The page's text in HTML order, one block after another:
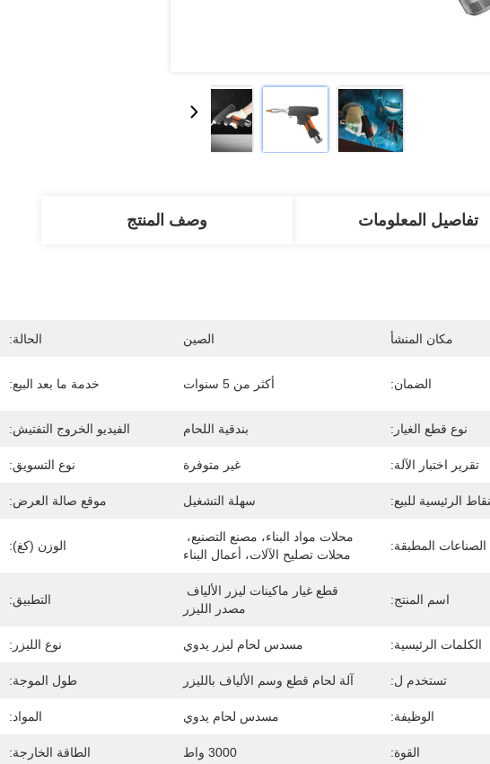
تفاصيل المعلومات وصف المنتج
مكان المنشأ الصين الحالة:
الضمان: أكثر من 5 سنوات خدمة ما بعد البيع:
نوع قطع الغيار: بندقية اللحام الفيديو الخروج التفتيش:
تقرير اختبار الآلة: غير متوفرة نوع التسويق:
الرئيسية للبيع: سهلة التشغيل موقع صالة العرض:
الصناعات المطبقة:
محلات تصليح الآلات، أعمال البناء
الوزن (كغ):
اسم المنتج:
مصدر الليزر
التطبيق:
الكلمات الرئيسية: مسدس لحام ليزر يدوي نوع الليزر:
تستخدم ل: آلة لحام قطع وسم الألياف بالليزر طول الموجة:
الوظيفة: مسدس لحام يدوي المواد:
القوة: 3000 واط الطاقة الخارجة: